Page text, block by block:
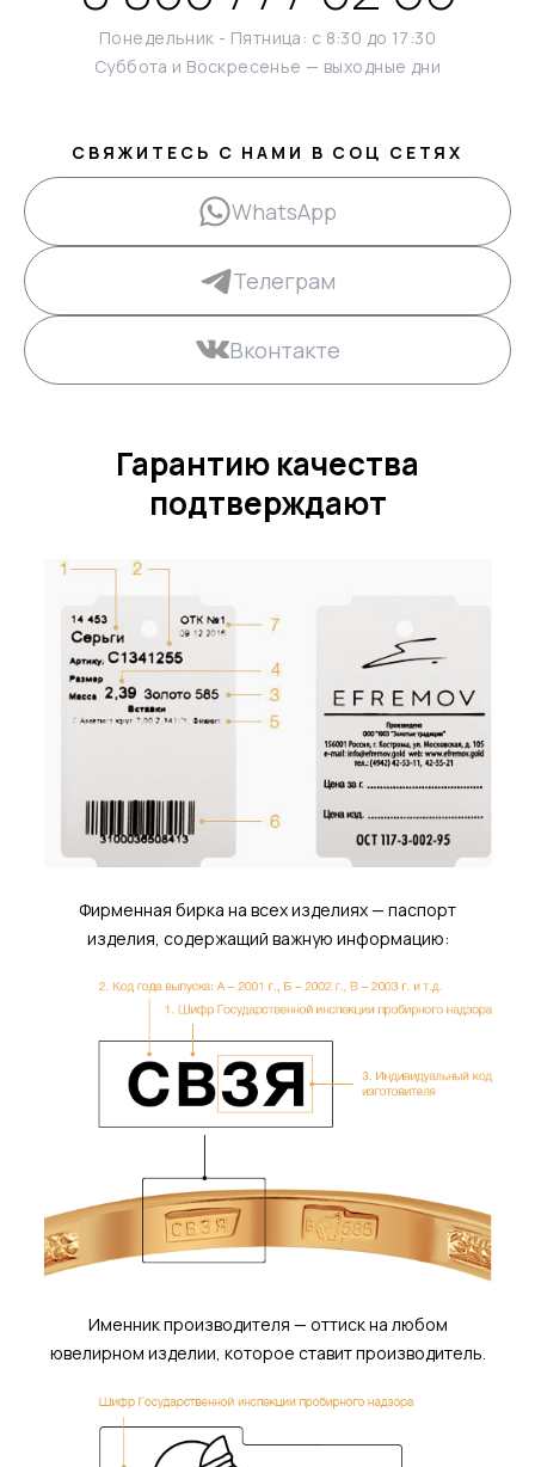
Понедельник - Пятница: с 8:30 до 17:30
Суббота и Воскресенье — выходные дни
СВЯЖИТЕСЬ С НАМИ В СОЦ СЕТЯХ
WhatsApp
Телеграм
Вконтакте
Гарантию качества
подтверждают
Фирменная бирка на всех изделиях — паспорт
изделия, содержащий важную информацию:
Именник производителя — оттиск на любом
ювелирном изделии, которое ставит производитель.